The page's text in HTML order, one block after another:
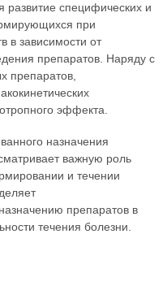
специфических и
при
в зависимости от
препаратов. Наряду с
препаратов,
эффекта.
назначения
важную роль
и течении
препаратов в
течения болезни.